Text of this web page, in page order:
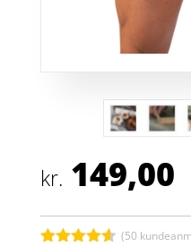
kr. 149,00
(50